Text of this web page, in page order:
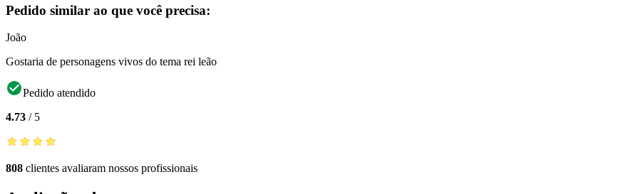
Pedido similar ao que você precisa:
João
Gostaria de personagens vivos do tema rei leão
Pedido atendido
4.73 / 5
808 clientes avaliaram nossos profissionais